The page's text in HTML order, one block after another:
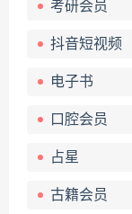
考研会员
抖音短视频
电子书
口腔会员
占星
古籍会员